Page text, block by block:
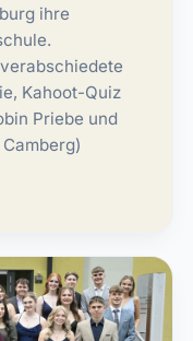
ihre
Kahoot-Quiz
Priebe und